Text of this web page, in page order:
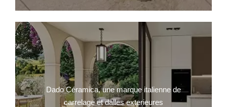
Dado Céramica, une marque italienne de
carrelage et dalles exterieures